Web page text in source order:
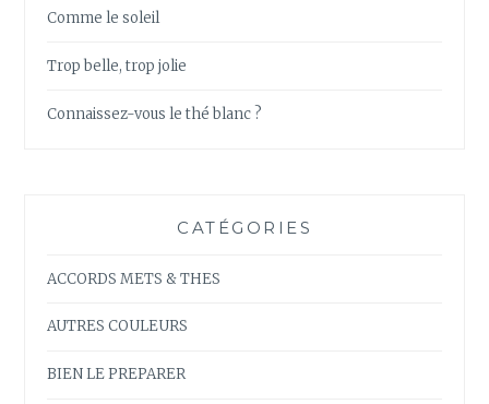
Comme le soleil
Trop belle, trop jolie
Connaissez-vous le thé blanc ?
CATÉGORIES
ACCORDS METS & THES
AUTRES COULEURS
BIEN LE PREPARER